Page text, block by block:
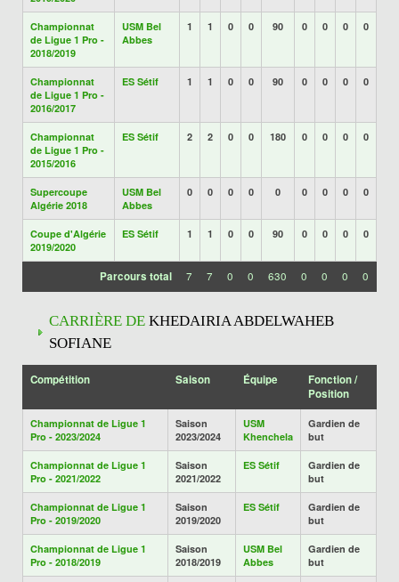
Championnat
de Ligue 1 Pro -
2018/2019
USM Bel
Abbes
1 1 0 0 90 0 0 0 0
Championnat
de Ligue 1 Pro -
2016/2017
ES Sétif 1 1 0 0 90 0 0 0 0
Championnat
de Ligue 1 Pro -
2015/2016
ES Sétif 2 2 0 0 180 0 0 0 0
Supercoupe
Algérie 2018
USM Bel
Abbes
0 0 0 0 0 0 0 0 0
Coupe d'Algérie
2019/2020
ES Sétif 1 1 0 0 90 0 0 0 0
Parcours total 7 7 0 0 630 0 0 0 0
CARRIÈRE DE KHEDAIRIA ABDELWAHEB
SOFIANE
Compétition Saison Équipe
Fonction /
Position
Championnat de Ligue 1
Pro - 2023/2024
Saison
2023/2024
USM
Khenchela
Gardien de
but
Championnat de Ligue 1
Pro - 2021/2022
Saison
2021/2022
ES Sétif
Gardien de
but
Championnat de Ligue 1
Pro - 2019/2020
Saison
2019/2020
ES Sétif
Gardien de
but
Championnat de Ligue 1
Pro - 2018/2019
Saison
2018/2019
USM Bel
Abbes
Gardien de
but